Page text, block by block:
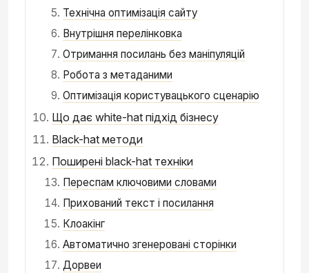
Технічна оптимізація сайту
Внутрішня перелінковка
Отримання посилань без маніпуляцій
Робота з метаданими
Оптимізація користувацького сценарію
Що дає white-hat підхід бізнесу
Black-hat методи
Поширені black-hat техніки
Переспам ключовими словами
Прихований текст і посилання
Клоакінг
Автоматично згенеровані сторінки
Дорвеи